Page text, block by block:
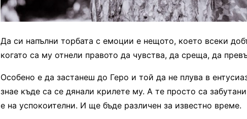
Да си напълни торбата с емоции е нещото, което всеки
когато са му отнели правото да чувства, да среща, да
Особено е да застанеш до Геро и той да не плува в
знае къде са се дянали крилете му. А те просто са
е на успокоителни. И ще бъде различен за известно време.